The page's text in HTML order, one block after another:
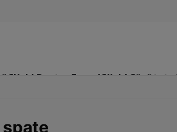
Click! Pentru FemeiClick! Sănătate